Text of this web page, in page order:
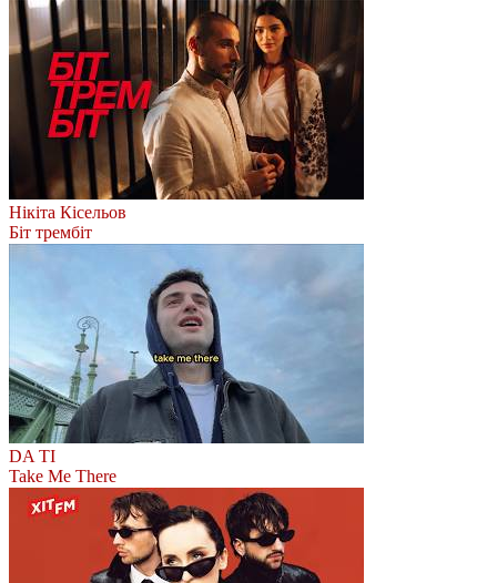
Нікіта Кісельов
Біт трембіт
DA TI
Take Me There